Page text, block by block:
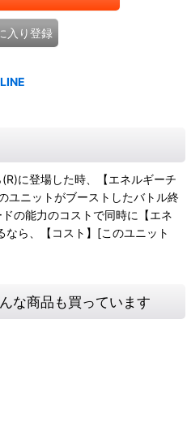
入り登録
に登場した時、【エネルギーチ
ユニットがブーストしたバトル終
の能力のコストで同時に【エネ
ら、【コスト】[このユニット
な商品も買っています